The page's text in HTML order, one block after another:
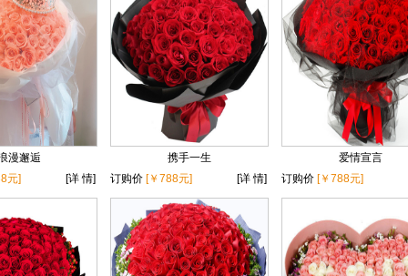
漫邂逅
元] [详 情]
携手一生
订购价[￥788元] [详 情]
爱情宣言
订购价[￥788元]